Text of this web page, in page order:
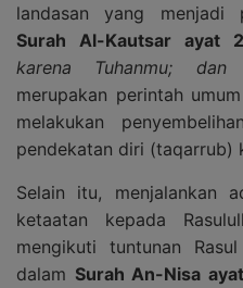
landasan yang menjadi
Surah Al-Kautsar ayat 2
karena Tuhanmu; dan
merupakan perintah
melakukan
pendekatan diri (taqarrub)
Selain itu, menjalankan
ketaatan kepada
mengikuti tuntunan
dalam Surah An-Nisa